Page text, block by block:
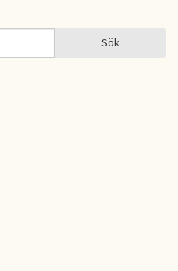
Sök